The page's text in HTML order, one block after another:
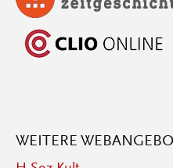
WEITERE